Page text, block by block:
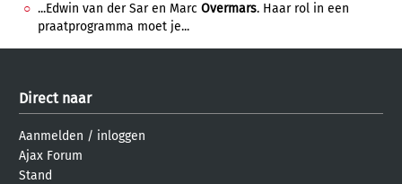
...Edwin van der Sar en Marc Overmars. Haar rol in een
praatprogramma moet je...
Direct naar
Aanmelden / inloggen
Ajax Forum
Stand